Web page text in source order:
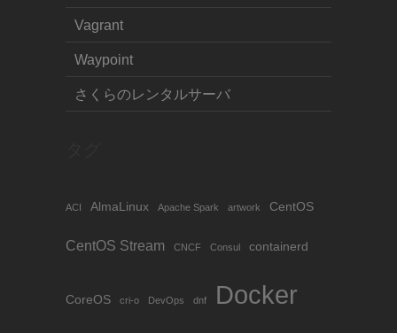
Vagrant
Waypoint
さくらのレンタルサーバ
ACI AlmaLinux Apache Spark artwork CentOS
CentOS Stream CNCF Consul containerd
CoreOS cri-o DevOps dnf Docker